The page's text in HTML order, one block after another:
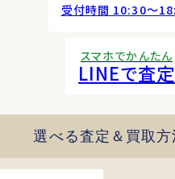
受付時間 10:30〜
スマホでかんたん
LINEで査定
選べる査定＆買取方